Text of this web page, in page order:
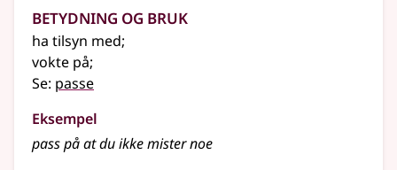
Betydning og bruk
ha tilsyn med;
vokte på;
Se: passe
Eksempel
pass på at du ikke mister noe